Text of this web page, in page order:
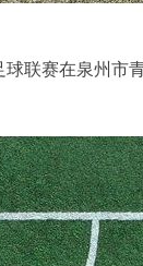
球联赛在泉州